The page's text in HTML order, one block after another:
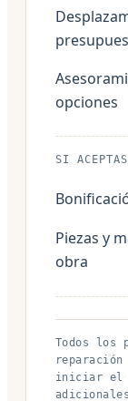
opciones
SI
Piezas y
obra
Todos los
iniciar el